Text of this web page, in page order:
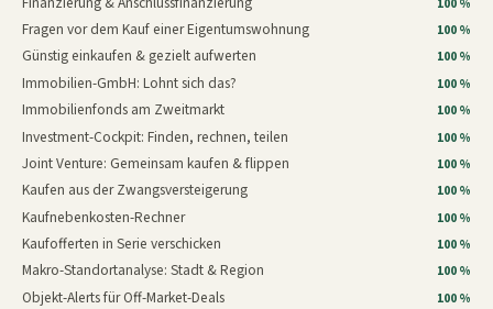
Fragen vor dem Kauf einer Eigentumswohnung 100 %
Günstig einkaufen & gezielt aufwerten 100 %
Immobilien-GmbH: Lohnt sich das? 100 %
Immobilienfonds am Zweitmarkt 100 %
Investment-Cockpit: Finden, rechnen, teilen 100 %
Joint Venture: Gemeinsam kaufen & flippen 100 %
Kaufen aus der Zwangsversteigerung 100 %
Kaufnebenkosten-Rechner 100 %
Kaufofferten in Serie verschicken 100 %
Makro-Standortanalyse: Stadt & Region 100 %
Objekt-Alerts für Off-Market-Deals 100 %